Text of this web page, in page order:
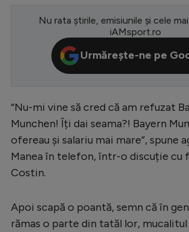
Serie A
Bundesliga
Ligue 1
Starurile fotbalului
EURO 2024
Stranieri
Nu rata știrile, emisiunile și cele
iAMsport.ro
Urmărește-ne pe
“Nu-mi vine să cred că am refuzat
Munchen! Îți dai seama?! Bayern
ofereau și salariu mai mare”, spune
Manea în telefon, într-o discuție cu
Costin.
Apoi scapă o poantă, semn că în
rămas o parte din tatăl lor, mucalitul